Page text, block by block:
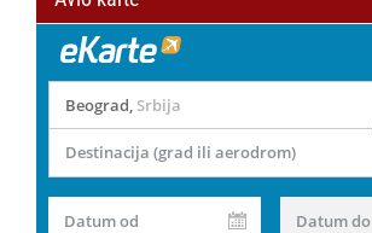
Beograd, Srbija
Destinacija (grad ili aerodrom)
Datum od Datum do